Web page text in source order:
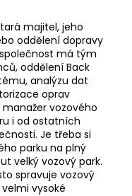
majitel, jeho
oddělení dopravy
má tým
oddělení Back
analýzu dat
oprav
vozového
i od ostatních
Je třeba si
parku na plný
velký vozový park.
spravuje vozový
vysoké